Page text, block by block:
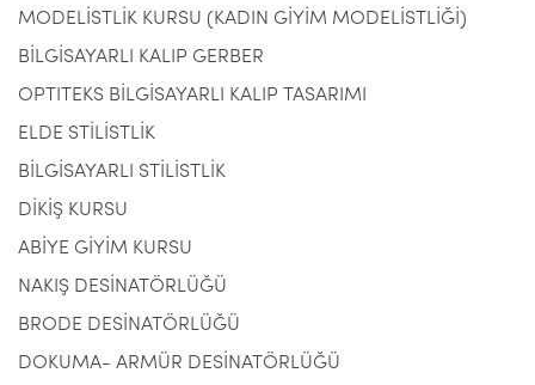
MODELİSTLİK KURSU (KADIN GİYİM MODELİSTLİĞİ)
BİLGİSAYARLI KALIP GERBER
OPTITEKS BİLGİSAYARLI KALIP TASARIMI
ELDE STİLİSTLİK
BİLGİSAYARLI STİLİSTLİK
DİKİŞ KURSU
ABİYE GİYİM KURSU
NAKIŞ DESİNATÖRLÜĞÜ
BRODE DESİNATÖRLÜĞÜ
DOKUMA- ARMÜR DESİNATÖRLÜĞÜ